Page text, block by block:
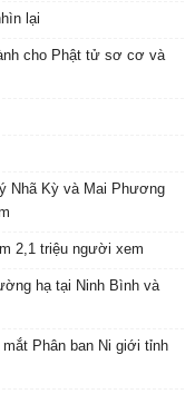
lại
cho Phật tử sơ cơ và
Nhã Kỳ và Mai Phương
2,1 triệu người xem
hạ tại Ninh Bình và
Phân ban Ni giới tỉnh